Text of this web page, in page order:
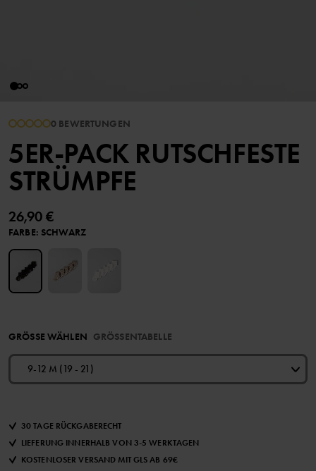
0 BEWERTUNGEN
5ER-PACK RUTSCHFESTE
STRÜMPFE
26,90 €
FARBE: SCHWARZ
GRÖSSE WÄHLEN GRÖSSENTABELLE
9-12 M (19 - 21)
30 TAGE RÜCKGABERECHT
LIEFERUNG INNERHALB VON 3-5 WERKTAGEN
KOSTENLOSER VERSAND MIT GLS AB 69€